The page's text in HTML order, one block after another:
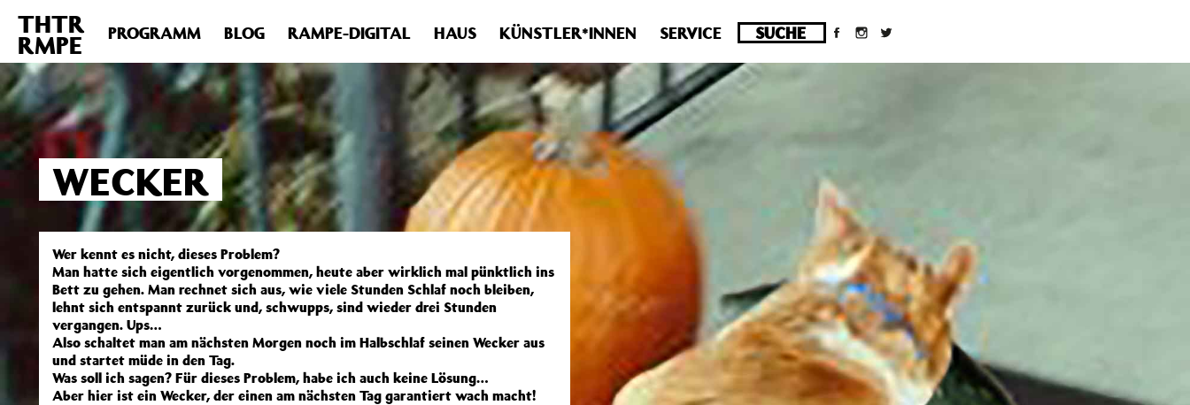
Deprecated : Die Funktion post_permalink ist seit Version 4.4.0 veraltet! Verwende stattdessen get_permalink(). in /homepages/10/d43051023/htdocs/wordpress/wp-
includes/functions.phpon line6031
THTR
RMPE PROGRAMM BLOG RAMPE-DIGITAL HAUS KÜNSTLER*INNEN SERVICE
WECKER
Wer kennt es nicht, dieses Problem?
Man hatte sich eigentlich vorgenommen, heute aber wirklich mal pünktlich ins
Bett zu gehen. Man rechnet sich aus, wie viele Stunden Schlaf noch bleiben,
lehnt sich entspannt zurück und, schwupps, sind wieder drei Stunden
vergangen. Ups…
Also schaltet man am nächsten Morgen noch im Halbschlaf seinen Wecker aus
und startet müde in den Tag.
Was soll ich sagen? Für dieses Problem, habe ich auch keine Lösung…
Aber hier ist ein Wecker, der einen am nächsten Tag garantiert wach macht!